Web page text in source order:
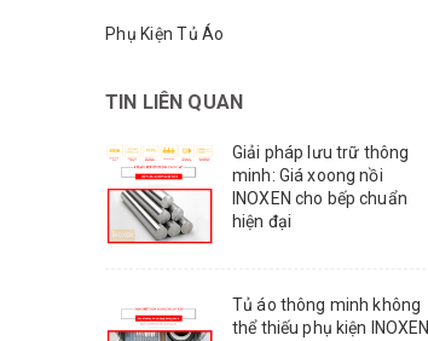
Phụ Kiện Tủ Áo
TIN LIÊN QUAN
Giải pháp lưu trữ thông
minh: Giá xoong nồi
INOXEN cho bếp chuẩn
hiện đại
Tủ áo thông minh không
thể thiếu phụ kiện INOXEN